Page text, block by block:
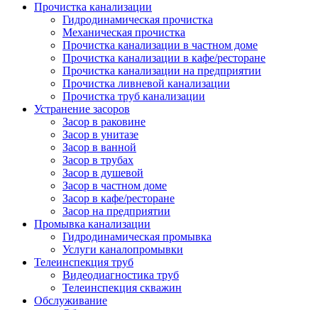
Прочистка канализации
Гидродинамическая прочистка
Механическая прочистка
Прочистка канализации в частном доме
Прочистка канализации в кафе/ресторане
Прочистка канализации на предприятии
Прочистка ливневой канализации
Прочистка труб канализации
Устранение засоров
Засор в раковине
Засор в унитазе
Засор в ванной
Засор в трубах
Засор в душевой
Засор в частном доме
Засор в кафе/ресторане
Засор на предприятии
Промывка канализации
Гидродинамическая промывка
Услуги каналопромывки
Телеинспекция труб
Видеодиагностика труб
Телеинспекция скважин
Обслуживание